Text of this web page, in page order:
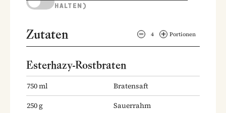
HALTEN)
Zutaten 4 Portionen
Esterhazy-Rostbraten
750ml
Bratensaft
250g
Sauerrahm